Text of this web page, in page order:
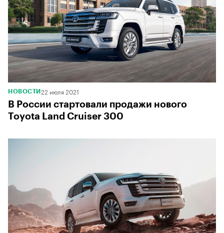
НОВОСТИ 22 июля 2021
В России стартовали продажи нового
Toyota Land Cruiser 300